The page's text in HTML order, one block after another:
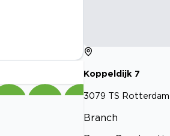
Koppeldijk 7
3079 TS Rotterdam
Branch